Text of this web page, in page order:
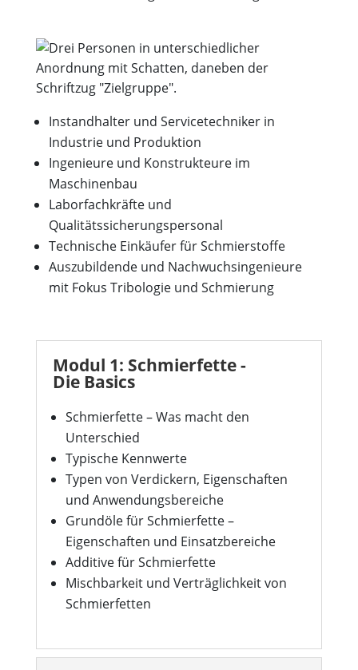
Instandhalter und Servicetechniker in
Industrie und Produktion
Ingenieure und Konstrukteure im
Maschinenbau
Laborfachkräfte und
Qualitätssicherungspersonal
Technische Einkäufer für Schmierstoffe
Auszubildende und Nachwuchsingenieure
mit Fokus Tribologie und Schmierung
Modul 1: Schmierfette -
Die Basics
Schmierfette – Was macht den
Unterschied
Typische Kennwerte
Typen von Verdickern, Eigenschaften
und Anwendungsbereiche
Grundöle für Schmierfette –
Eigenschaften und Einsatzbereiche
Additive für Schmierfette
Mischbarkeit und Verträglichkeit von
Schmierfetten